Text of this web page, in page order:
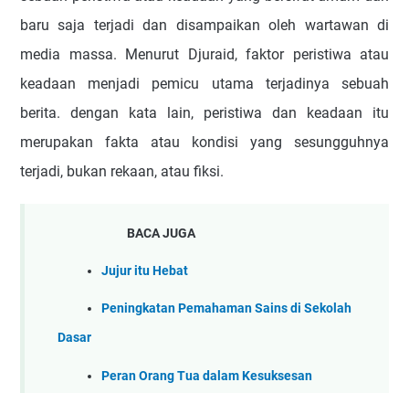
baru saja terjadi dan disampaikan oleh wartawan di
media massa. Menurut Djuraid, faktor peristiwa atau
keadaan menjadi pemicu utama terjadinya sebuah
berita. dengan kata lain, peristiwa dan keadaan itu
merupakan fakta atau kondisi yang sesungguhnya
terjadi, bukan rekaan, atau fiksi.
BACA JUGA
Jujur itu Hebat
Peningkatan Pemahaman Sains di Sekolah
Dasar
Peran Orang Tua dalam Kesuksesan